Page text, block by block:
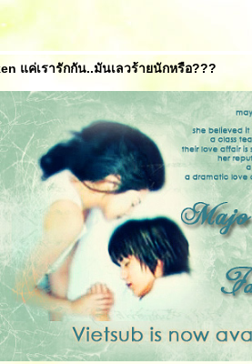
แค่เรารักกัน..มันเลวร้ายนักหรือ???